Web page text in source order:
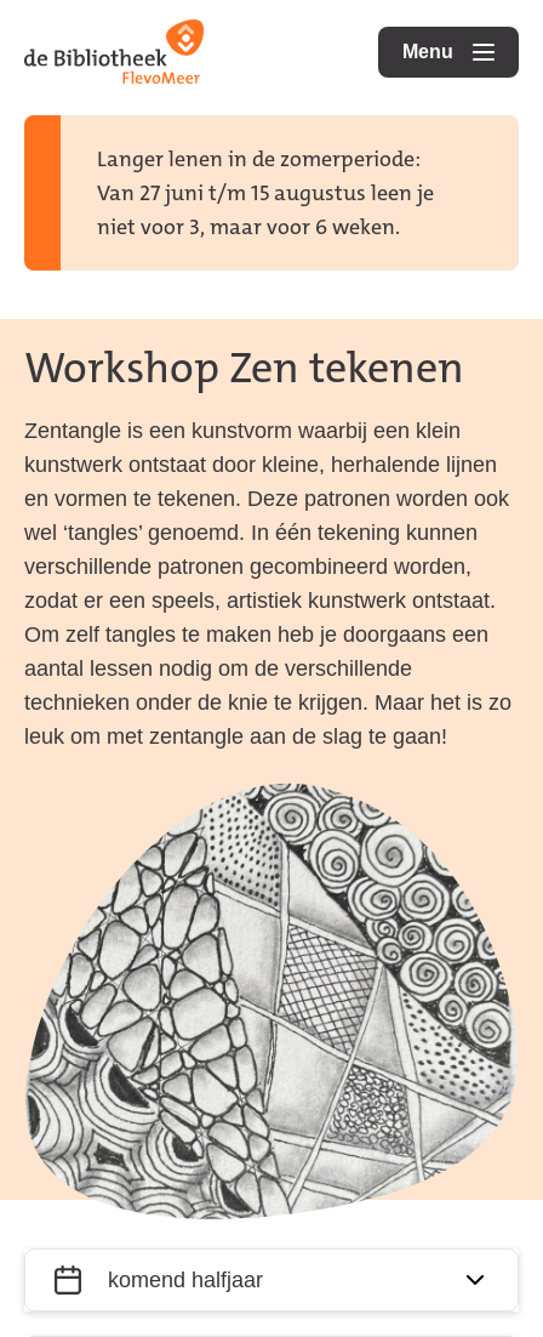
direct
direct
naar
Menu
openen
Langer lenen in de zomerperiode:
Van 27 juni t/m 15 augustus leen je
niet voor 3, maar voor 6 weken.
Workshop Zen tekenen
Zentangle is een kunstvorm waarbij een klein
kunstwerk ontstaat door kleine, herhalende lijnen
en vormen te tekenen. Deze patronen worden ook
wel ‘tangles’ genoemd. In één tekening kunnen
verschillende patronen gecombineerd worden,
zodat er een speels, artistiek kunstwerk ontstaat.
Om zelf tangles te maken heb je doorgaans een
aantal lessen nodig om de verschillende
technieken onder de knie te krijgen. Maar het is zo
leuk om met zentangle aan de slag te gaan!
Filter
activiteiten
Wanneer?